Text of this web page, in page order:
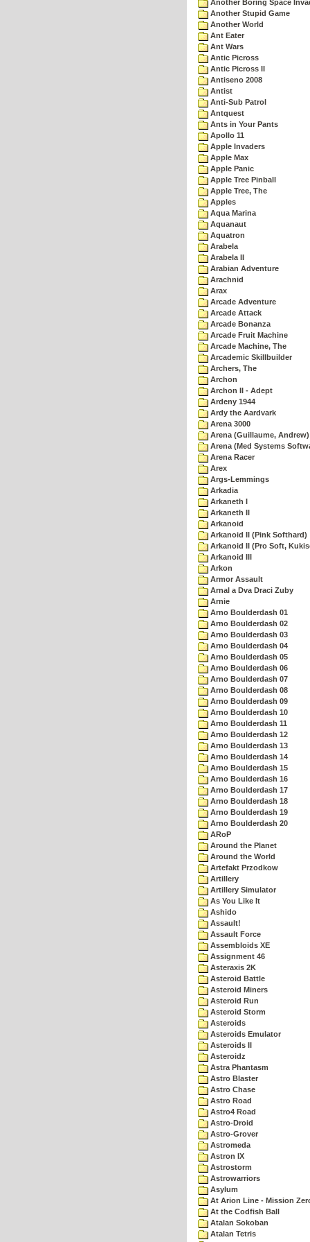
Another Boring Space
Another Stupid Game
Another World
Ant Eater
Ant Wars
Antic Picross
Antic Picross II
Antiseno 2008
Antist
Anti-Sub Patrol
Antquest
Ants in Your Pants
Apollo 11
Apple Invaders
Apple Max
Apple Panic
Apple Tree Pinball
Apple Tree, The
Apples
Aqua Marina
Aquanaut
Aquatron
Arabela
Arabela II
Arabian Adventure
Arachnid
Arax
Arcade Adventure
Arcade Attack
Arcade Bonanza
Arcade Fruit Machine
Arcade Machine, The
Arcademic Skillbuilder
Archers, The
Archon
Archon II - Adept
Ardeny 1944
Ardy the Aardvark
Arena 3000
Arena (Guillaume, Andrew)
Arena (Med Systems
Arena Racer
Arex
Args-Lemmings
Arkadia
Arkaneth I
Arkaneth II
Arkanoid
Arkanoid II (Pink Softhard)
Arkanoid II (Pro Soft,
Arkanoid III
Arkon
Armor Assault
Arnal a Dva Draci Zuby
Arnie
Arno Boulderdash 01
Arno Boulderdash 02
Arno Boulderdash 03
Arno Boulderdash 04
Arno Boulderdash 05
Arno Boulderdash 06
Arno Boulderdash 07
Arno Boulderdash 08
Arno Boulderdash 09
Arno Boulderdash 10
Arno Boulderdash 11
Arno Boulderdash 12
Arno Boulderdash 13
Arno Boulderdash 14
Arno Boulderdash 15
Arno Boulderdash 16
Arno Boulderdash 17
Arno Boulderdash 18
Arno Boulderdash 19
Arno Boulderdash 20
ARoP
Around the Planet
Around the World
Artefakt Przodkow
Artillery
Artillery Simulator
As You Like It
Ashido
Assault!
Assault Force
Assembloids XE
Assignment 46
Asteraxis 2K
Asteroid Battle
Asteroid Miners
Asteroid Run
Asteroid Storm
Asteroids
Asteroids Emulator
Asteroids II
Asteroidz
Astra Phantasm
Astro Blaster
Astro Chase
Astro Road
Astro4 Road
Astro-Droid
Astro-Grover
Astromeda
Astron IX
Astrostorm
Astrowarriors
Asylum
At Arion Line - Mission
At the Codfish Ball
Atalan Sokoban
Atalan Tetris